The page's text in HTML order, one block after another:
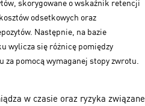
skorygowane o wskaźnik retencji
odsetkowych oraz
Następnie, na bazie
wylicza się różnicę pomiędzy
pomocą wymaganej stopy zwrotu.
w czasie oraz ryzyka związane